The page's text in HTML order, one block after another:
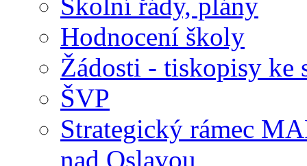
Školní řády, plány
Hodnocení školy
Žádosti - tiskopisy ke
ŠVP
Strategický rámec
nad Oslavou